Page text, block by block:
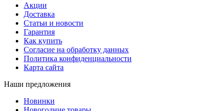
Акции
Доставка
Статьи и новости
Гарантия
Как купить
Согласие на обработку данных
Политика конфиденциальности
Карта сайта
Наши предложения
Новинки